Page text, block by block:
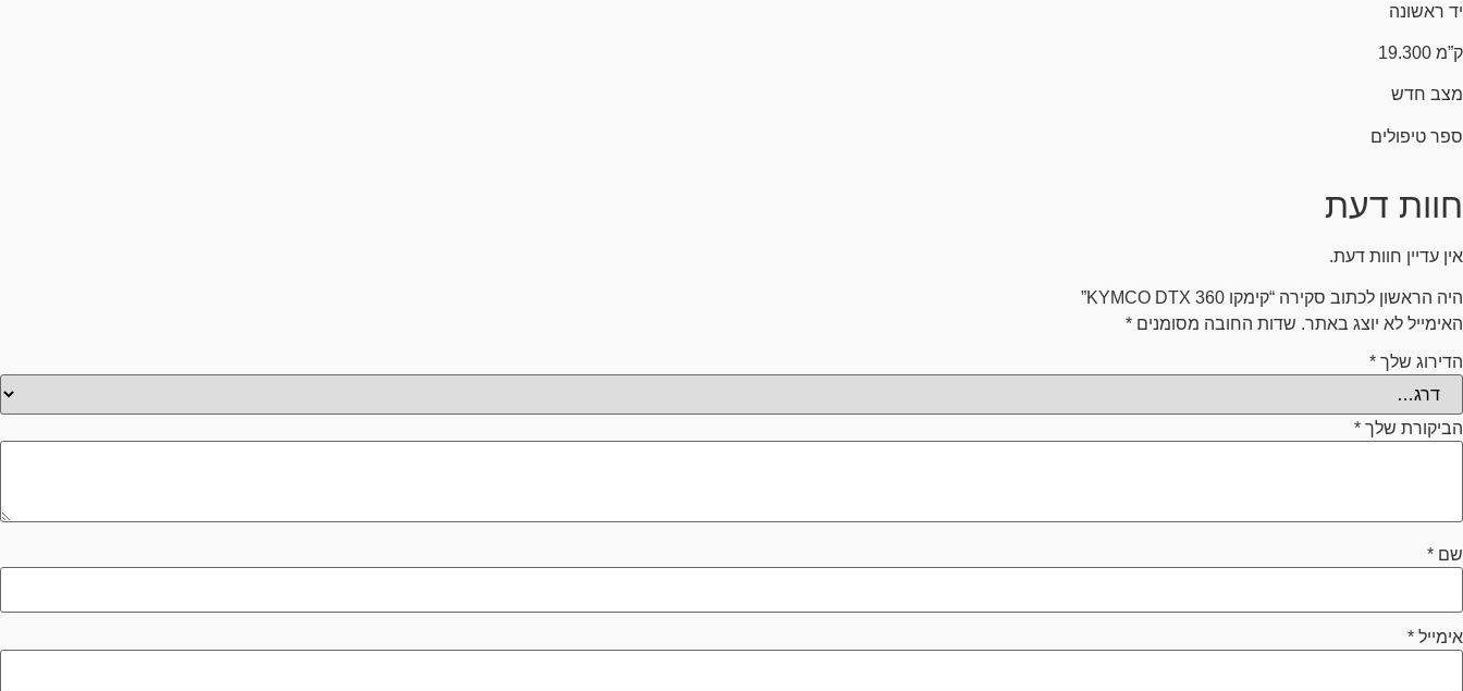
יד ראשונה
ק”מ 19.300
מצב חדש
ספר טיפולים
חוות דעת
אין עדיין חוות דעת.
היה הראשון לכתוב סקירה “קימקו KYMCO DTX 360”
האימייל לא יוצג באתר. שדות החובה מסומנים *
הדירוג שלך *
הביקורת שלך *
שם *
אימייל *